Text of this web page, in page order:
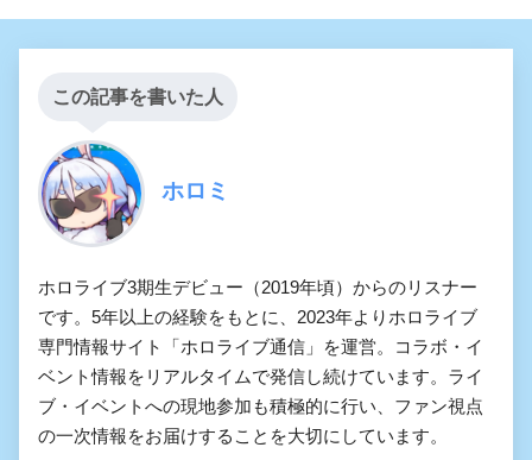
この記事を書いた人
ホロミ
ホロライブ3期生デビュー（2019年頃）からのリスナー
です。5年以上の経験をもとに、2023年よりホロライブ
専門情報サイト「ホロライブ通信」を運営。コラボ・イ
ベント情報をリアルタイムで発信し続けています。ライ
ブ・イベントへの現地参加も積極的に行い、ファン視点
の一次情報をお届けすることを大切にしています。